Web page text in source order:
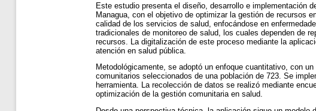
Este estudio presenta el diseño, desarrollo e implementación
Managua, con el objetivo de optimizar la gestión de recursos
calidad de los servicios de salud, enfocándose en
tradicionales de monitoreo de salud, los cuales dependen de
recursos. La digitalización de este proceso mediante la
atención en salud pública.
Metodológicamente, se adoptó un enfoque cuantitativo, con
comunitarios seleccionados de una población de 723. Se
herramienta. La recolección de datos se realizó mediante
optimización de la gestión comunitaria en salud.